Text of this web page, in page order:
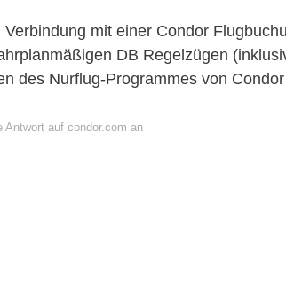
mit einer Condor
DB Regelzügen
des Nurflug-Programmes von Condor
auf condor.com an